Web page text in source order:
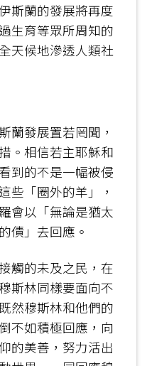
斯蘭的發展將再度
生育等眾所周知的
天候地滲透人類社
蘭發展置若罔聞，
。相信若主耶穌和
到的不是一幅被侵
些「圈外的羊」，
會以「無論是猶太
債」去回應。
觸的未及之民，在
斯林同樣要面向不
然穆斯林和他們的
不如積極回應，向
的美善，努力活出